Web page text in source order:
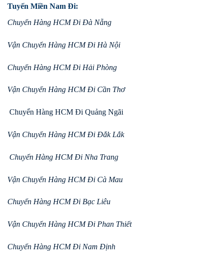
Tuyến Miền Nam Đi:
Chuyển Hàng HCM Đi Đà Nẵng
Vận Chuyển Hàng HCM Đi Hà Nội
Chuyển Hàng HCM Đi Hải Phòng
Vận Chuyển Hàng HCM Đi Cần Thơ
Chuyển Hàng HCM Đi Quảng Ngãi
Vận Chuyển Hàng HCM Đi Đắk Lắk
Chuyển Hàng HCM Đi Nha Trang
Vận Chuyển Hàng HCM Đi Cà Mau
Chuyển Hàng HCM Đi Bạc Liêu
Vận Chuyển Hàng HCM Đi Phan Thiết
Chuyển Hàng HCM Đi Nam Định